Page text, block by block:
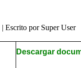
| Escrito por Super User
Descargar